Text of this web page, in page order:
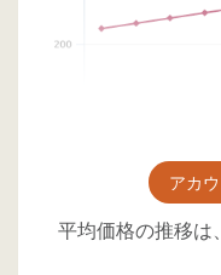
アカ
平均価格の推移は